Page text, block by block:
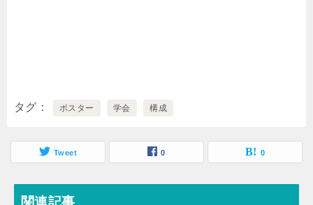
タグ ポスター 学会 構成
Tweet 0 0
関連記事